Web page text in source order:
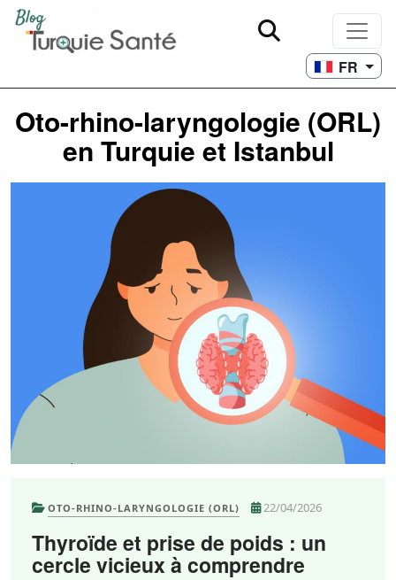
FR
Oto-rhino-laryngologie (ORL)
en Turquie et Istanbul
OTO-RHINO-LARYNGOLOGIE (ORL) 22/04/2026
Thyroïde et prise de poids : un
cercle vicieux à comprendre